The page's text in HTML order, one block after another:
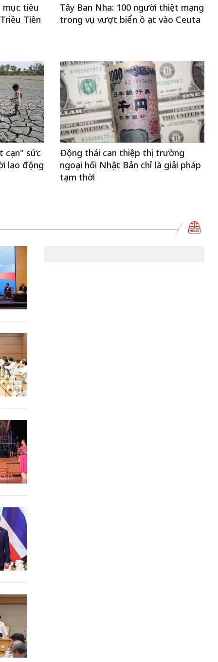
mục tiêu
Tiên
Tây Ban Nha: 100 người thiệt mạng
trong vụ vượt biển ồ ạt vào Ceuta
cạn" sức
lao động
Động thái can thiệp thị trường
ngoại hối Nhật Bản chỉ là giải pháp
tạm thời